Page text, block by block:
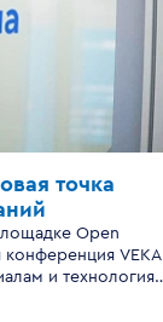
точка
Open
конференция
и